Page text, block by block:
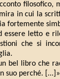
filosofico,
in cui la
fortemente
essere letto e
che si
bel libro che
suo perché. [...]»